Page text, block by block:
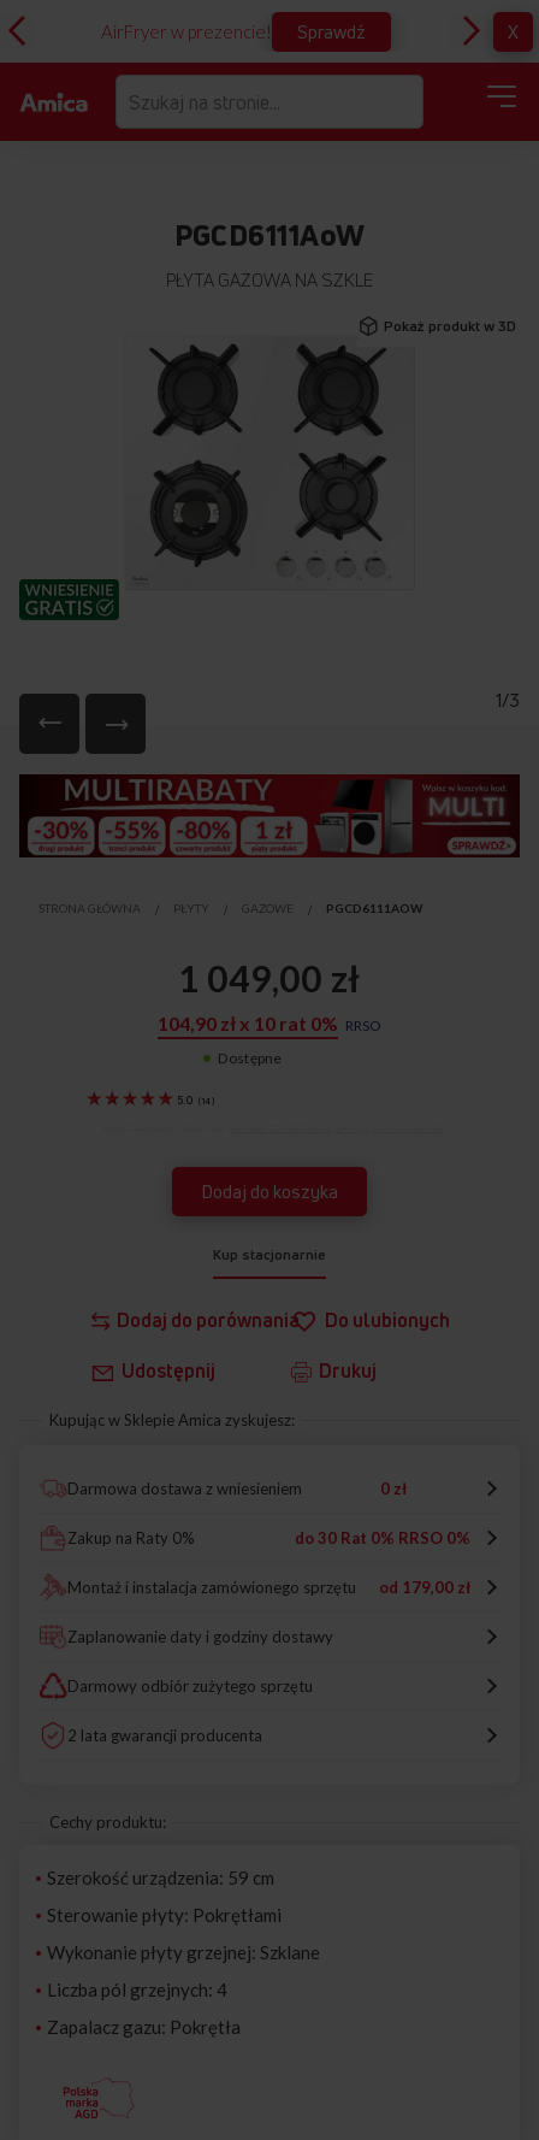
AirFryer w prezencie! Sprawdź X
PGCD6111AoW
PŁYTA GAZOWA NA SZKLE
Pokaż produkt w 3D
1/3
początek
galerii
STRONA GŁÓWNA PŁYTY GAZOWE PGCD6111AOW
Dodaj do porównania Do ulubionych
Udostępnij Drukuj
5.0 (14 )
1 049,00 zł
104,90 zł x 10 rat 0% RRSO
Dostępne
Dodaj do koszyka
Kup stacjonarnie
Kupując w Sklepie Amica zyskujesz:
Darmowa dostawa z wniesieniem 0 zł
Zakup na Raty 0% do 30 Rat 0% RRSO 0%
Montaż i instalacja zamówionego sprzętu od 179,00 zł
Zaplanowanie daty i godziny dostawy
Darmowy odbiór zużytego sprzętu
2 lata gwarancji producenta
Cechy produktu:
Szerokość urządzenia: 59 cm
Sterowanie płyty: Pokrętłami
Wykonanie płyty grzejnej: Szklane
Liczba pól grzejnych: 4
Zapalacz gazu: Pokrętła